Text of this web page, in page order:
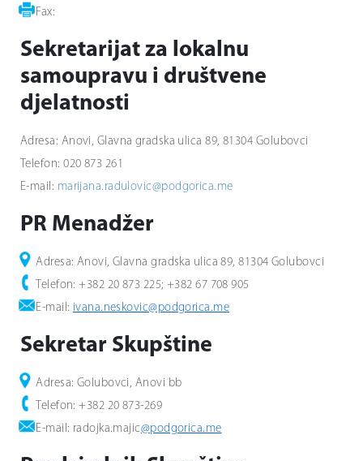
Fax:
Sekretarijat za lokalnu
samoupravu i društvene
djelatnosti
Adresa: Anovi, Glavna gradska ulica 89, 81304 Golubovci
Telefon: 020 873 261
E-mail: marijana.radulovic@podgorica.me
PR Menadžer
Adresa: Anovi, Glavna gradska ulica 89, 81304 Golubovci
Telefon: +382 20 873 225; +382 67 708 905
E-mail: ivana.neskovic@podgorica.me
Sekretar Skupštine
Adresa: Golubovci, Anovi bb
Telefon: +382 20 873-269
E-mail: radojka.majic@podgorica.me